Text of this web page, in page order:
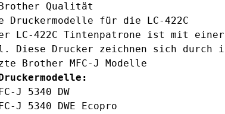
Qualität
Druckermodelle für die LC-422C
LC-422C Tintenpatrone ist mit
Diese Drucker zeichnen sich
Brother MFC-J Modelle
J 5340 DW
J 5340 DWE Ecopro